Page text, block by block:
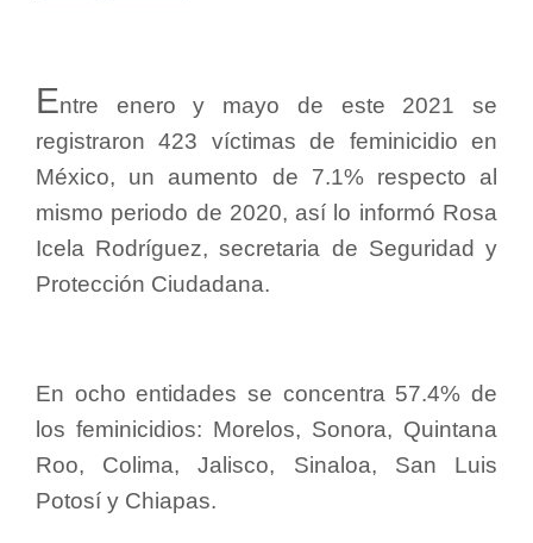
Entre enero y mayo de este 2021 se
registraron 423 víctimas de feminicidio en
México, un aumento de 7.1% respecto al
mismo periodo de 2020, así lo informó Rosa
Icela Rodríguez, secretaria de Seguridad y
Protección Ciudadana.
En ocho entidades se concentra 57.4% de
los feminicidios: Morelos, Sonora, Quintana
Roo, Colima, Jalisco, Sinaloa, San Luis
Potosí y Chiapas.